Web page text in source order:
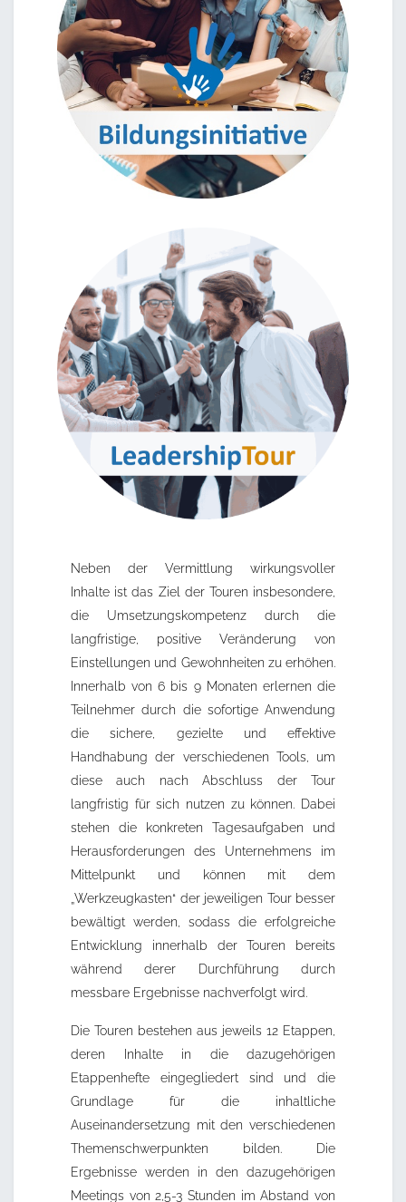
Neben der Vermittlung wirkungsvoller
Inhalte ist das Ziel der Touren insbesondere,
die Umsetzungskompetenz durch die
langfristige, positive Veränderung von
Einstellungen und Gewohnheiten zu erhöhen.
Innerhalb von 6 bis 9 Monaten erlernen die
Teilnehmer durch die sofortige Anwendung
die sichere, gezielte und effektive
Handhabung der verschiedenen Tools, um
diese auch nach Abschluss der Tour
langfristig für sich nutzen zu können. Dabei
stehen die konkreten Tagesaufgaben und
Herausforderungen des Unternehmens im
Mittelpunkt und können mit dem
„Werkzeugkasten“ der jeweiligen Tour besser
bewältigt werden, sodass die erfolgreiche
Entwicklung innerhalb der Touren bereits
während derer Durchführung durch
messbare Ergebnisse nachverfolgt wird.
Die Touren bestehen aus jeweils 12 Etappen,
deren Inhalte in die dazugehörigen
Etappenhefte eingegliedert sind und die
Grundlage für die inhaltliche
Auseinandersetzung mit den verschiedenen
Themenschwerpunkten bilden. Die
Ergebnisse werden in den dazugehörigen
Meetings von 2,5-3 Stunden im Abstand von